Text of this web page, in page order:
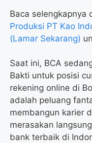
Baca selengkapnya
Produksi PT Kao
(Lamar Sekarang)
Saat ini, BCA
Bakti untuk posisi
rekening online di
adalah peluang
membangun karier
merasakan
bank terbaik di